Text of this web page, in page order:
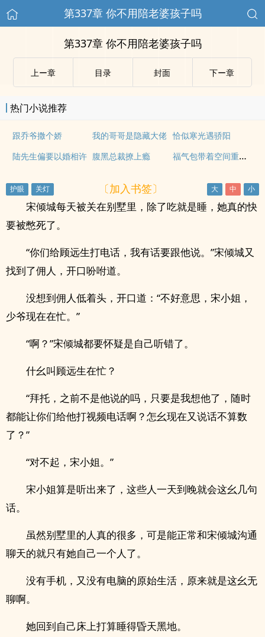
第337章 你不用陪老婆孩子吗
第337章 你不用陪老婆孩子吗
上ー章 目录 封面 下ー章
热门小说推荐
跟乔爷撒个娇 我的哥哥是隐藏大佬 恰似寒光遇骄阳
陆先生偏要以婚相许 腹黑总裁撩上瘾 福气包带着空间重生了
〔加入书签〕
宋倾城每天被关在别墅里，除了吃就是睡，她真的快
要被憋死了。
“你们给顾远生打电话，我有话要跟他说。”宋倾城又
找到了佣人，开口吩咐道。
没想到佣人低着头，开口道：“不好意思，宋小姐，
少爷现在在忙。”
“啊？”宋倾城都要怀疑是自己听错了。
什幺叫顾远生在忙？
“拜托，之前不是他说的吗，只要是我想他了，随时
都能让你们给他打视频电话啊？怎幺现在又说话不算数
了？”
“对不起，宋小姐。”
宋小姐算是听出来了，这些人一天到晚就会这幺几句
话。
虽然别墅里的人真的很多，可是能正常和宋倾城沟通
聊天的就只有她自己一个人了。
没有手机，又没有电脑的原始生活，原来就是这幺无
聊啊。
她回到自己床上打算睡得昏天黑地。